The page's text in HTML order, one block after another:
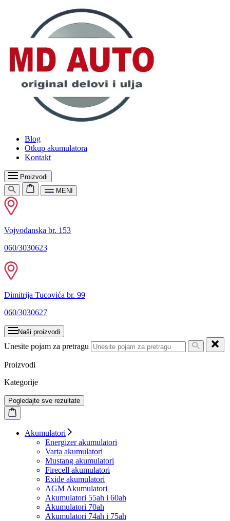
Blog
Otkup akumulatora
Kontakt
Proizvodi
MENI
Vojvođanska br. 153
060/3030623
Dimitrija Tucovića br. 99
060/3030627
Naši proizvodi
Unesite pojam za pretragu
Proizvodi
Kategorije
Pogledajte sve rezultate
Akumulatori
Energizer akumulatori
Varta akumulatori
Mustang akumulatori
Firecell akumulatori
Exide akumulatori
AGM Akumulatori
Akumulatori 55ah i 60ah
Akumulatori 70ah
Akumulatori 74ah i 75ah